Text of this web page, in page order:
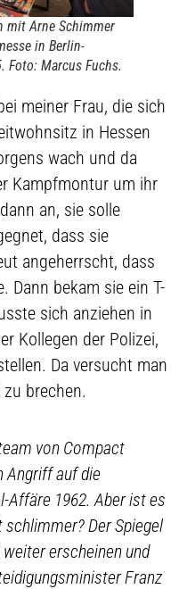
mit Arne Schimmer
in Berlin-
Foto: Marcus Fuchs.
meiner Frau, die sich
in Hessen
wach und da
Kampfmontur um ihr
an, sie solle
dass sie
angeherrscht, dass
Dann bekam sie ein T-
sich anziehen in
Kollegen der Polizei,
Da versucht man
brechen.
von Compact
Angriff auf die
Affäre 1962. Aber ist es
Der Spiegel
erscheinen und
Franz